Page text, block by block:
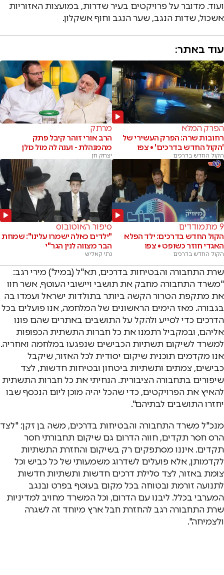
ועוד. מדובר על פרויקטים בעיר שדרות, במועצות האזוריות
אשכול, שדות הנגב, שער הנגב וחוף אשקלון.
עוד באתר:
הפרק המלא
רחובות שרה: הפרק העשירי של
'הקול החדש בדרכים' • צפו
הקול החדש בדרכים
מרתק
הרב אורי זוהר קיבל פתק
מהמנהלת - וענה לה מול כולן
יצחק חן
9 מתמודדים
הקול החדש בדרכים: ילד הפלא
האגדי חוזר כשופט • צפו
הקול החדש בדרכים
סיפור האוטובוס
"ילדים כאלה ישמרו עלינו": שמחת
הבר מצווה לנין הגר"י
נתי קאליש
שרת התחבורה והבטיחות בדרכים, תא"ל (במיל') מירי רגב:
"משרד התחבורה מחבק את תושבי ויישובי העוטף, אשר חוו
את מתקפת הטרור הקשה ביותר בתולדות ישראל ועמדו בה
בגבורה. מאז הימים הראשונים של המלחמה, אנו פועלים בכל
הדרכים כדי לסייע ולהקל על התושבים באתרים שהם פונו
אליהם, ובמקביל רתמנו את כל חברות התשתית הכפופות
למשרד לשיקום תשתיות הכבישים שנפגעו במלחמה ואחריה.
אנו מקדמים תוכנית שיקום יסודית לכל האזור, שיקבל
כבישים, צמתים ותשתיות ביטחון ובטיחות חדשות, לצד
שיפורים בתחבורה הציבורית. הנחיתי את כל חברות התשתית
להאיץ את הפרויקטים, כדי שהכל יהיה מוכן ליום הנכסף שבו
יחזרו התושבים לבתיהם".
מנכ"ל משרד התחבורה והבטיחות בדרכים, משה בן זקן: "לצד
הרס חסר תקדים, חווה הדרום גם שיקום תחבורתי חסר
תקדים. איננו מסתפקים רק בשיקום והחזרת התשתיות
לקדמותן, אלא פועלים לשדרוג משמעותי של כל כביש וכל
צומת באזור, לצד סלילת דרכים חדשות ותשתיות חדשות
לתנועה זורמת ובטוחה בכל מקום בעוטף בפרט ובנגב
המערבי בכלל. ליבנו עם הדרום, וכל המשרד מחויב למדיניות
שרת התחבורה רגב להחזרת חבל ארץ מיוחד זה לשגרה
ולצמיחה".